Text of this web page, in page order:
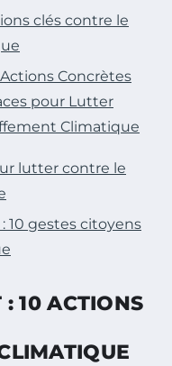
clés contre le
Concrètes
pour Lutter
Climatique
lutter contre le
10 gestes citoyens
10 ACTIONS